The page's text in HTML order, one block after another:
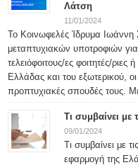
Λάτση
11/01/2024
Το Κοινωφελές Ίδρυμα
μεταπτυχιακών υποτροφιών
τελειόφοιτους/ες φοιτητές/
Ελλάδας και του εξωτερικού,
προπτυχιακές σπουδές τους.
Τι συμβαίνει με
09/01/2024
Τι συμβαίνει με
εφαρμογή της